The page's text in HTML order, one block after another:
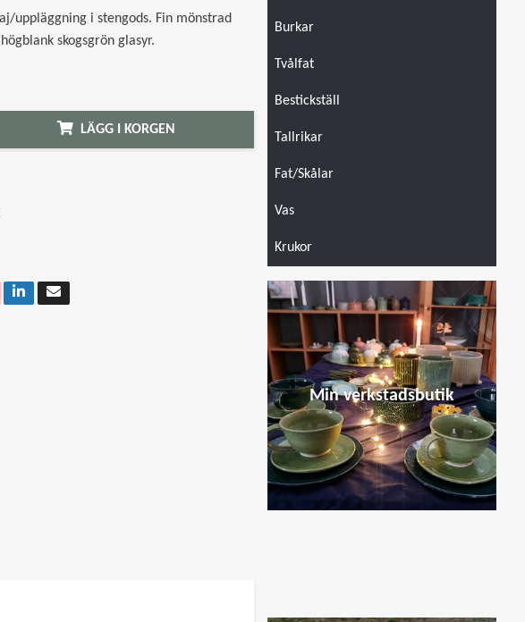
Burkar
Tvålfat
Bestickställ
Tallrikar
Fat/Skålar
Vas
Krukor
Min verkstadsbutik
uppläggning i stengods. Fin mönstrad
skogsgrön glasyr.
LÄGG I KORGEN